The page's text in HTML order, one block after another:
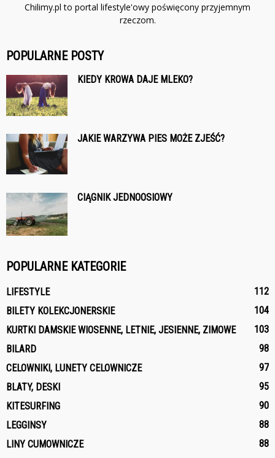
Chilimy.pl to portal lifestyle'owy poświęcony przyjemnym
rzeczom.
POPULARNE POSTY
KIEDY KROWA DAJE MLEKO?
JAKIE WARZYWA PIES MOŻE ZJEŚĆ?
CIĄGNIK JEDNOOSIOWY
POPULARNE KATEGORIE
LIFESTYLE
112
BILETY KOLEKCJONERSKIE
104
KURTKI DAMSKIE WIOSENNE, LETNIE, JESIENNE, ZIMOWE
103
BILARD
98
CELOWNIKI, LUNETY CELOWNICZE
97
BLATY, DESKI
95
KITESURFING
90
LEGGINSY
88
LINY CUMOWNICZE
88